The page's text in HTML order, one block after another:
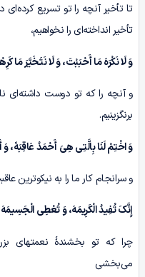
تا تأخیر آنچه را تو تسریع
تأخیر انداخته‌ای را نخواهیم،
وَ لَا نَکْرَهَ مَا أَحْبَبْتَ، وَ لَا نَتَخَیَّرَ مَا
و آنچه را که تو دوست داشته‌ای
برنگزینیم.
وَ اخْتِمْ لَنَا بِالَّتِی هِیَ أَحْمَدُ عَاقِبَهً، وَ
و سرانجام کار ما را به نیکوترین
إِنَّکَ تُفِیدُ الْکَرِیمَهَ، وَ تُعْطِی
چرا که تو بخشندۀ نعمتهای‌
می‌بخشی